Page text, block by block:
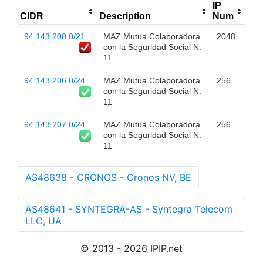
CIDR Description
IP
Num
94.143.200.0/21
MAZ Mutua Colaboradora
con la Seguridad Social N.
11
2048
94.143.206.0/24
MAZ Mutua Colaboradora
con la Seguridad Social N.
11
256
94.143.207.0/24
MAZ Mutua Colaboradora
con la Seguridad Social N.
11
256
AS48638 - CRONOS - Cronos NV, BE
AS48641 - SYNTEGRA-AS - Syntegra Telecom
LLC, UA
© 2013 - 2026 IPIP.net